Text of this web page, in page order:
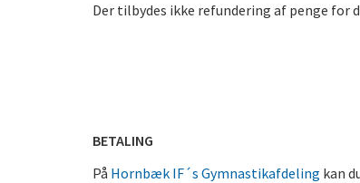
Der tilbydes ikke refundering af penge for
BETALING
På Hornbæk IF´s Gymnastikafdeling kan